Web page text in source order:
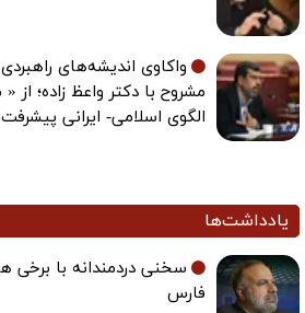
واکاوی اندیشه‌های
مشروح با دکتر واعظ زاده؛ از
الگوی اسلامی- ایرانی
یادداشت‌ها
سخنی دردمندانه با برخی
فارس